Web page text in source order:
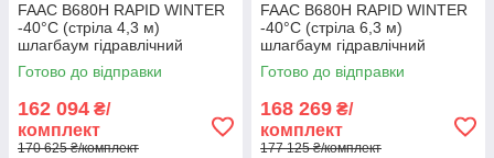
FAAC B680H RAPID WINTER
-40°C (стріла 4,3 м)
шлагбаум гідравлічний
Готово до відправки
162 094 ₴/
комплект
170 625 ₴/комплект
FAAC B680H RAPID WINTER
-40°C (стріла 6,3 м)
шлагбаум гідравлічний
Готово до відправки
168 269 ₴/
комплект
177 125 ₴/комплект